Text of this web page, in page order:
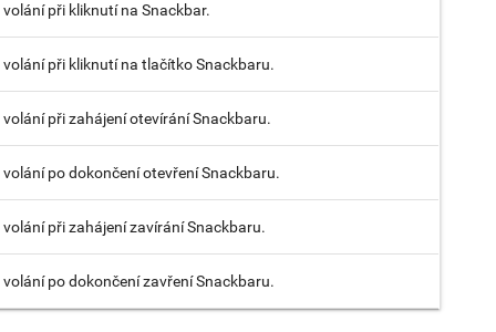
při kliknutí na Snackbar.
při kliknutí na tlačítko Snackbaru.
při zahájení otevírání Snackbaru.
po dokončení otevření Snackbaru.
při zahájení zavírání Snackbaru.
po dokončení zavření Snackbaru.